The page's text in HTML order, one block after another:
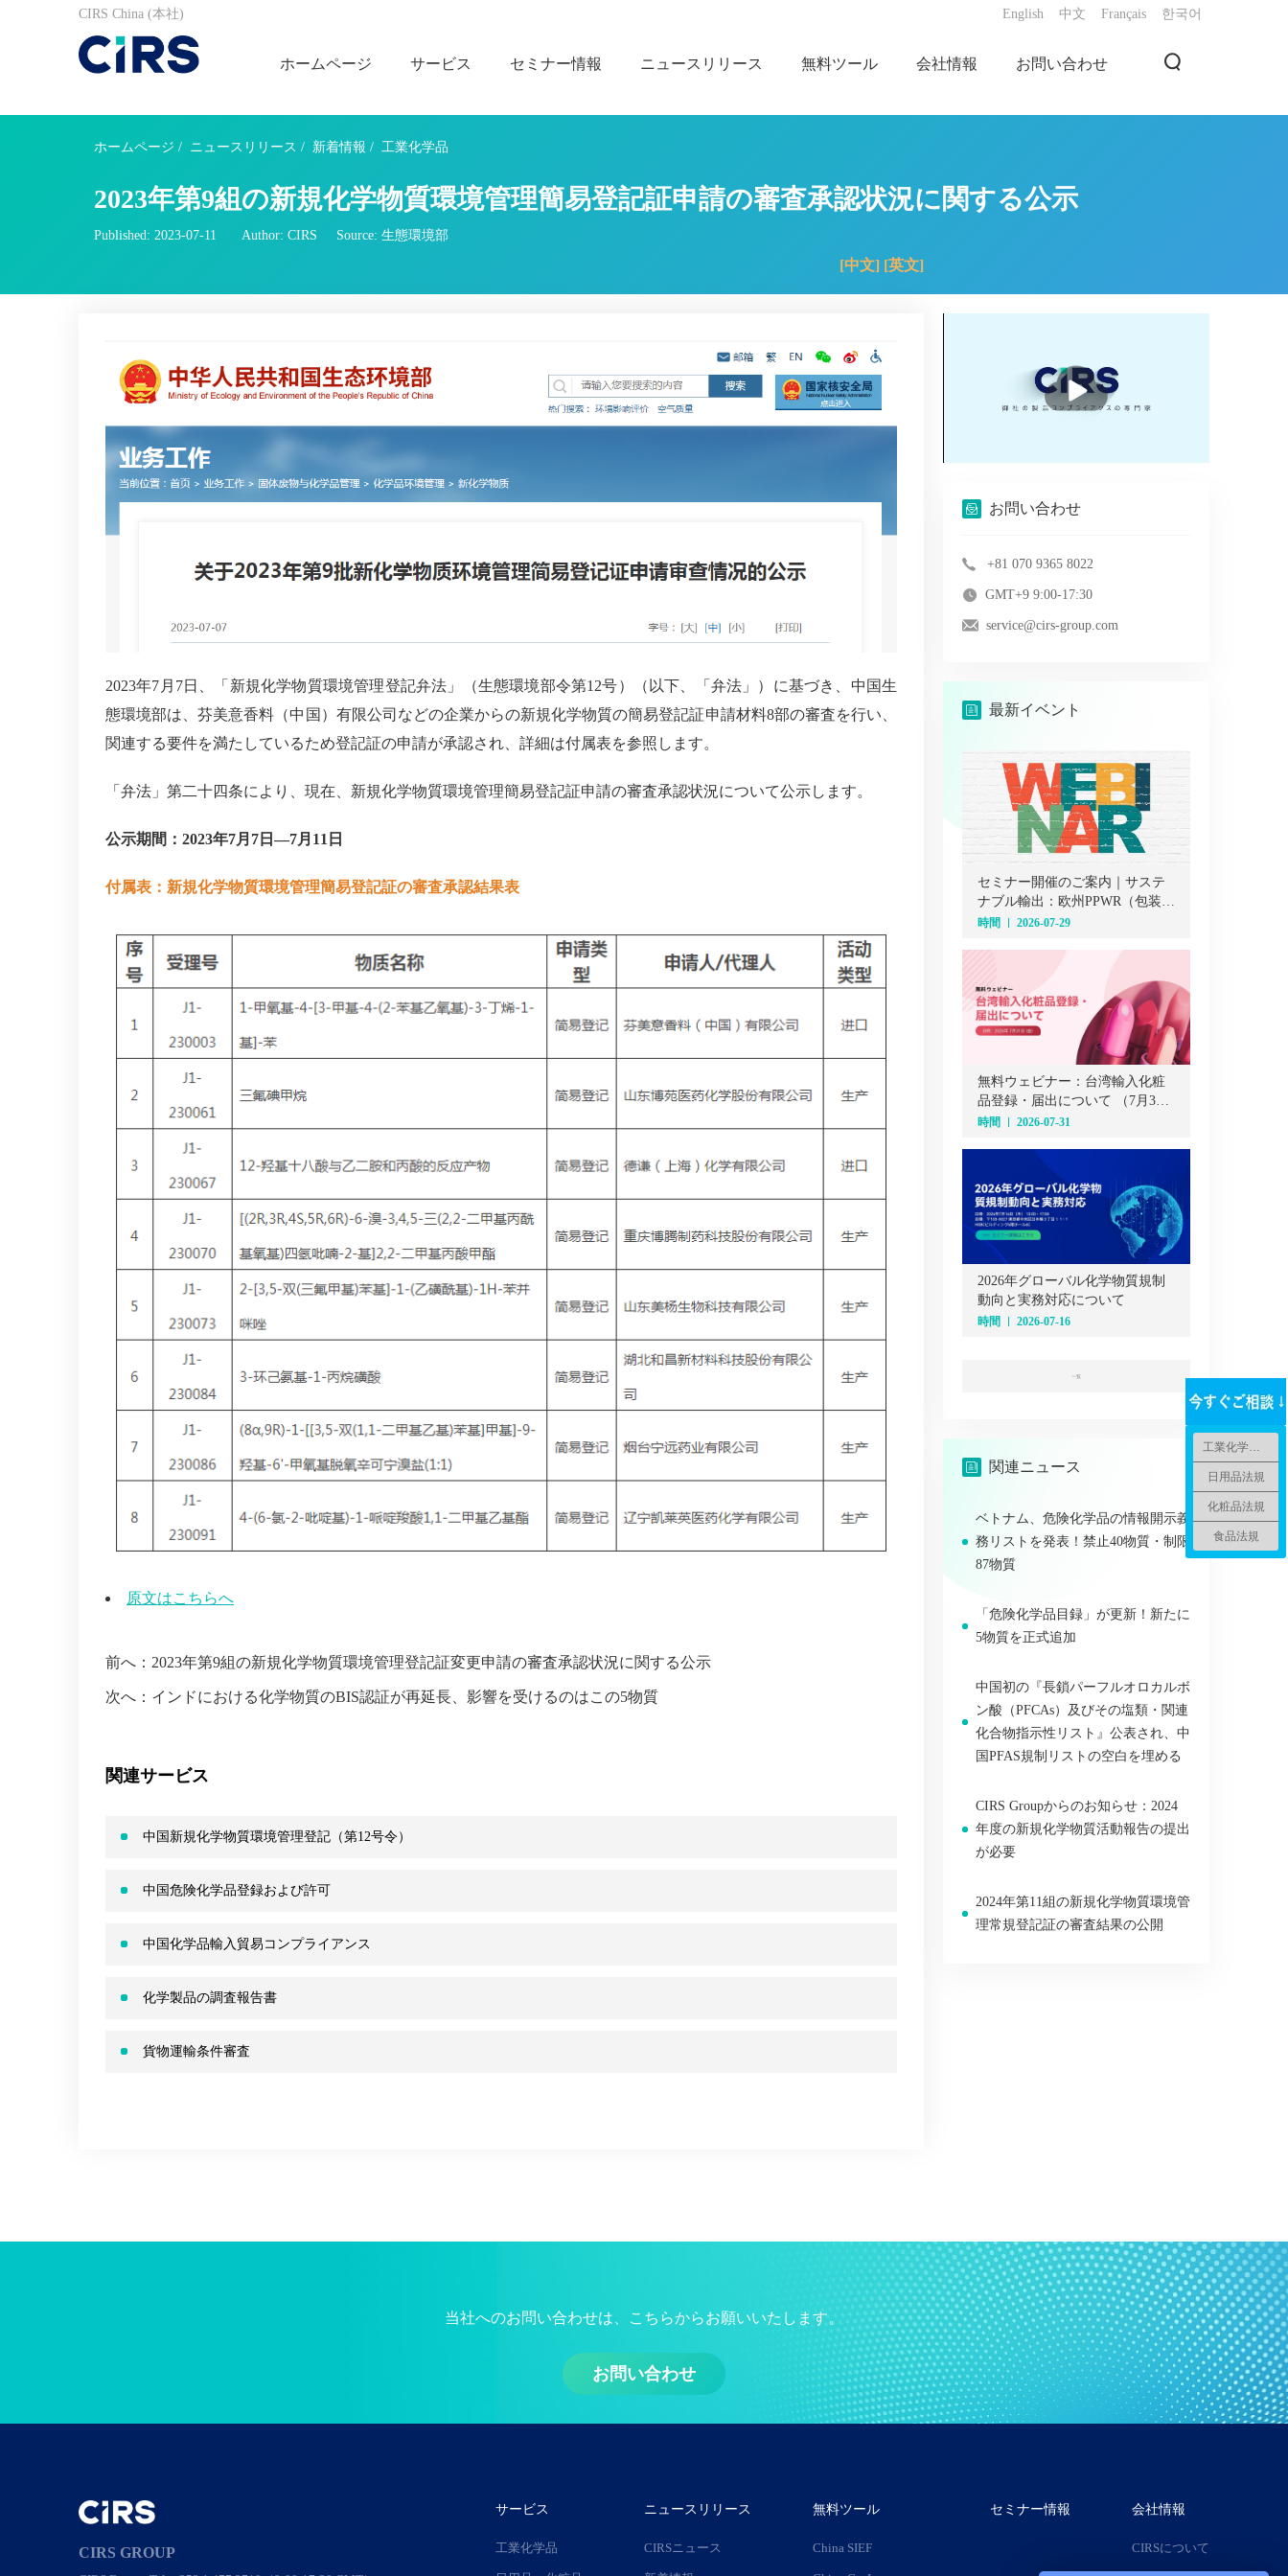
CIRS China (本社) English 中文 Français 한국어
ホームページ サービス セミナー情報 ニュースリリース 無料ツール 会社情報 お問い合わせ
ホームページ / ニュースリリース / 新着情報 / 工業化学品
2023年第9組の新規化学物質環境管理簡易登記証申請の審査承認状況に関する公示
Published: 2023-07-11 Author: CIRS Source: 生態環境部
[中文] [英文]
2023年7 月 7日、「新規化学物質環境管理登記弁法」（生態環境部令第12号）（以下、「弁法」）に基づき、中国生
態環境部は、芬美意香料（中国）有限公司などの企業からの新規化学物質の簡易登記証申請材料8部の審査を行い、
関連する要件を満たしているため登記証の申請が承認され、詳細は付属表を参照します。
「弁法」第二十四条により、現在、新規化学物質環境管理簡易登記証申請の審査承認状況について公示します。
公示期間： 2023年7月 7 日 —7月 11 日
付属表：新規化学物質環境管理簡易登記証の審査承認結果表
原文はこちらへ
前へ： 2023年第9組の新規化学物質環境管理登記証変更申請の審査承認状況に関する公示
次へ： インドにおける化学物質のBIS認証が再延長、影響を受けるのはこの5物質
関連サービス
中国新規化学物質環境管理登記（第12号令）
中国危険化学品登録および許可
中国化学品輸入貿易コンプライアンス
化学製品の調査報告書
貨物運輸条件審査
播
放
お問い合わせ
+81 070 9365 8022
GMT+9 9:00-17:30
service@cirs-group.com
最新イベント
セミナー開催のご案内｜サステ
ナブル輸出：欧州PPWR（包装・
包装廃棄物規則）オンラインセ
時間 2026-07-29
無料ウェビナー：台湾輸入化粧
品登録・届出について （7月31
日）
時間 2026-07-31
2026年グローバル化学物質規制
動向と実務対応について
時間 2026-07-16
一覧
関連ニュース
ベトナム、危険化学品の情報開示義
務リストを発表！禁止40物質・制限
87物質
「危険化学品目録」が更新！新たに
5物質を正式追加
中国初の『長鎖パーフルオロカルボ
ン酸（PFCAs）及びその塩類・関連
化合物指示性リスト』公表され、中
国PFAS規制リストの空白を埋める
CIRS Groupからのお知らせ：2024
年度の新規化学物質活動報告の提出
が必要
2024年第11組の新規化学物質環境管
理常規登記証の審査結果の公開
当社へのお問い合わせは、こちらからお願いいたします。
お問い合わせ
CIRS GROUP
サービス
工業化学品
ニュースリリース
CIRSニュース
無料ツール
China SIEF
セミナー情報 会社情報
CIRSについて
日用品法規
化粧品法規
食品法規